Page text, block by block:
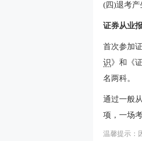
(四)退考产
证券从业
首次参加
识》和《
名两科。
通过一般
项，一场
温馨提示：